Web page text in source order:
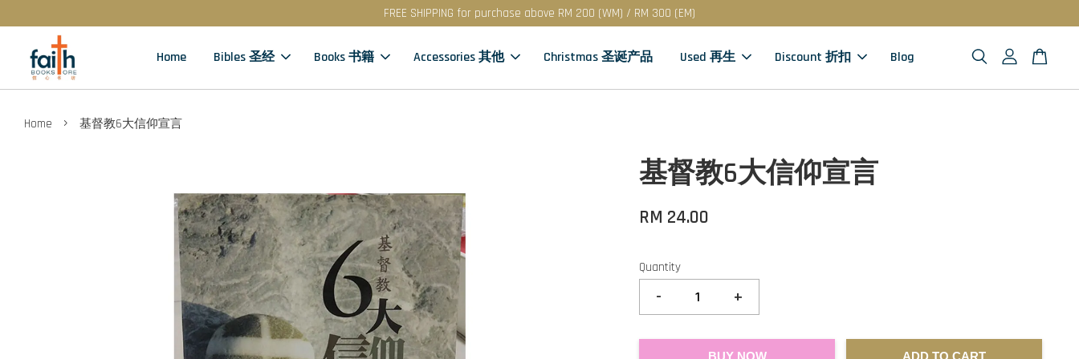
FREE SHIPPING for purchase above RM 200 (WM) / RM 300 (EM)
Home Bibles 圣经 Books 书籍 Accessories 其他 Christmas 圣诞产品 Used 再生 Discount 折扣 Blog
Home › 基督教6大信仰宣言
基督教6大信仰宣言
RM 24.00
Quantity
- +
BUY NOW ADD TO CART